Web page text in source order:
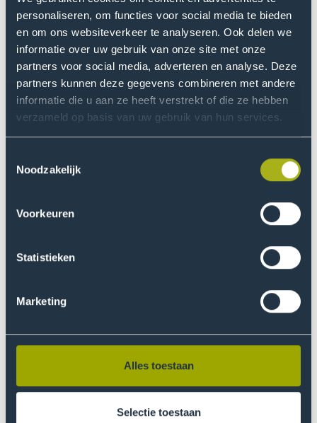
personaliseren, om functies voor social media te bieden
en om ons websiteverkeer te analyseren. Ook delen we
informatie over uw gebruik van onze site met onze
partners voor social media, adverteren en analyse. Deze
partners kunnen deze gegevens combineren met andere
informatie die u aan ze heeft verstrekt of die ze hebben
verzameld op basis van uw gebruik van hun services.
Noodzakelijk
Voorkeuren
Statistieken
Marketing
Alles toestaan
Selectie toestaan
Maaike presenteerde dit jaar met trots haar whitepaper
over ‘Niet, Anders en Minder Inkopen door de
Rijksoverheid’, een eindproduct afkomstig uit een
nauwe samenwerking met de werkgroep FM Circulair en
Rijkswaterstaat.
Joris vertelt over de afstudeerders die via de
kennishub bij het lectoraat terecht komen en in 2026
met het thema “AI inkoop” aan de slag gaan. “Voor de
student die voor het komende semester nog zoekt naar
Op dit moment zijn we aan het werven voor een paar
kennismakingsgesprek en wie weet vind je wel een
mooie opdracht bij ons lectoraat!”.
Mirjam voegt nog een belangrijk project aan de lijst toe,
samenwerking met de EUR, de Hanze en het lectoraat.
Zijn onderzoeksvraag ging over de invloed van
leveranciersrelatiemanagement op duurzaam inkopen
en weergeeft perfect het thema dat het lectoraat aan
ons Centre of Expertise Mission Zero verbindt.